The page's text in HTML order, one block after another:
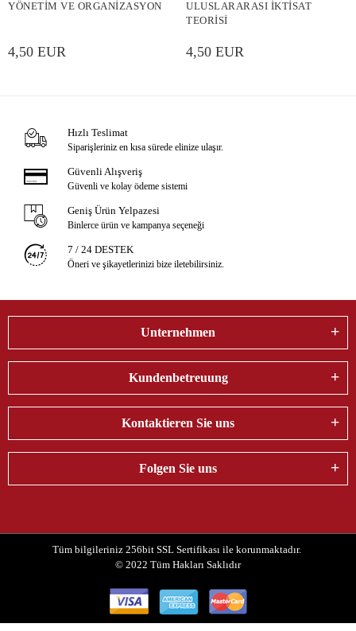
YÖNETİM VE ORGANİZASYON
4,50 EUR
ULUSLARARASI İKTİSAT
TEORİSİ
4,50 EUR
Hızlı Teslimat
Siparişleriniz en kısa sürede elinize ulaşır.
Güvenli Alışveriş
Güvenli ve kolay ödeme sistemi
Geniş Ürün Yelpazesi
Binlerce ürün ve kampanya seçeneği
7 / 24 DESTEK
Öneri ve şikayetlerinizi bize iletebilirsiniz.
Unternehmen
Kundenbetreuung
Kontaktieren Sie uns
Folgen Sie uns
Tüm bilgileriniz 256bit SSL Sertifikası ile korunmaktadır.
© 2022 Tüm Hakları Saklıdır